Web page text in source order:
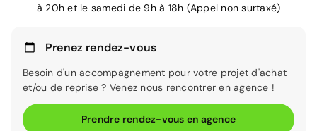
à 20h et le samedi de 9h à 18h (Appel non surtaxé)
Prenez rendez-vous
Besoin d'un accompagnement pour votre projet d'achat
et/ou de reprise ? Venez nous rencontrer en agence !
Prendre rendez-vous en agence